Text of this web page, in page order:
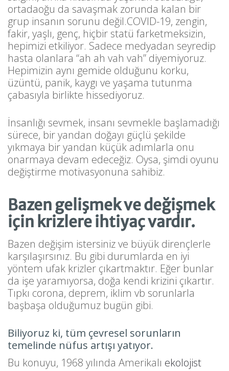
ortadaoğu da savaşmak zorunda kalan bir
grup insanın sorunu değil.COVID-19, zengin,
fakir, yaşlı, genç, hiçbir statü farketmeksizin,
hepimizi etkiliyor. Sadece medyadan seyredip
hasta olanlara “ah ah vah vah” diyemiyoruz.
Hepimizin aynı gemide olduğunu korku,
üzüntü, panik, kaygı ve yaşama tutunma
çabasıyla birlikte hissediyoruz.
İnsanlığı sevmek, insanı sevmekle başlamadığı
sürece, bir yandan doğayı güçlü şekilde
yıkmaya bir yandan küçük adımlarla onu
onarmaya devam edeceğiz. Oysa, şimdi oyunu
değiştirme motivasyonuna sahibiz.
Bazen gelişmek ve değişmek
için krizlere ihtiyaç vardır.
Bazen değişim istersiniz ve büyük dirençlerle
karşılaşırsınız. Bu gibi durumlarda en iyi
yöntem ufak krizler çıkartmaktır. Eğer bunlar
da işe yaramıyorsa, doğa kendi krizini çıkartır.
Tıpkı corona, deprem, iklim vb sorunlarla
başbaşa olduğumuz bugün gibi.
Biliyoruz ki, tüm çevresel sorunların
temelinde nüfus artışı yatıyor.
Bu konuyu, 1968 yılında Amerikalı ekolojist